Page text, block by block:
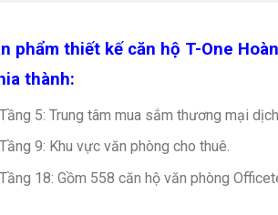
phẩm thiết kế căn hộ T-One
thành:
5: Trung tâm mua sắm thương mại dịch
9: Khu vực văn phòng cho thuê.
18: Gồm 558 căn hộ văn phòng